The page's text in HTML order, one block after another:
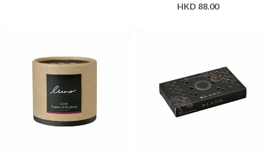
HKD 88.00